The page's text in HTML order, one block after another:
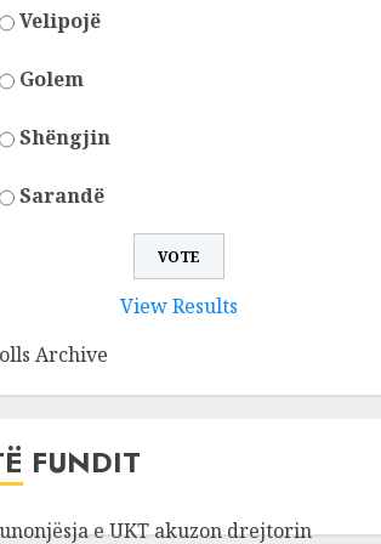
Velipojë
Golem
Shëngjin
Sarandë
View Results
Archive
FUNDIT
e UKT akuzon drejtorin